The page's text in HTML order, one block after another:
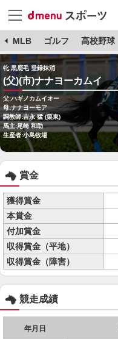
MLB ゴルフ 高校野球
牝 黒鹿毛 登録抹消
(父)(市)ナナヨーカムイ
父:ハギノカムイオー
母:ナナヨーモア
調教師:吉永 猛 (栗東)
馬主:尾崎 和助
生産者:小島牧場
賞金
獲得賞金
本賞金
付加賞金
収得賞金（平地）
収得賞金（障害）
競走成績
年月日